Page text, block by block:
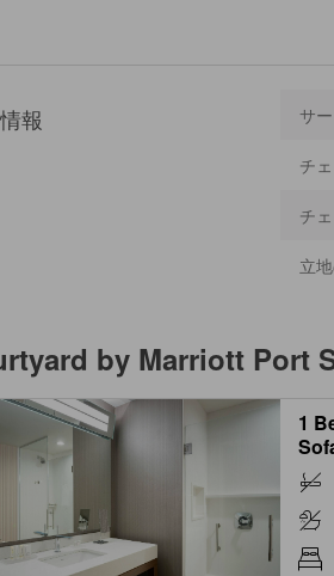
報 サ
チ
チ
立
by Marriott Port
1